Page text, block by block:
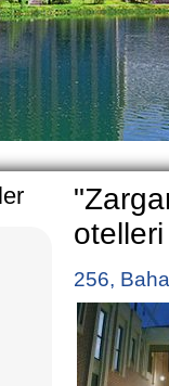
By nature
is why
any
general,
growth is
marriages
percentage
in the world.
family is
The usual
rather big.
5-6 children.
otelleri
256,